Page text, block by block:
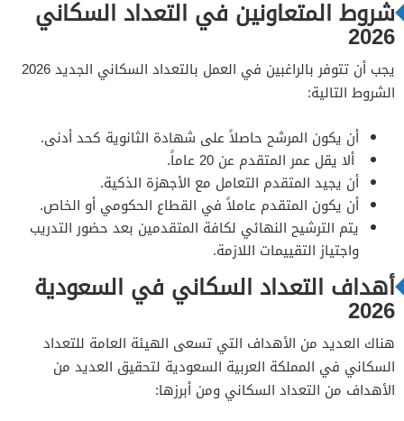
شروط المتعاونين في التعداد السكاني
2026
يجب أن تتوفر بالراغبين في العمل بالتعداد السكاني الجديد 2026
الشروط التالية:
أن يكون المرشح حاصلاً على شهادة الثانوية كحد أدنى.
ألا يقل عمر المتقدم عن 20 عاماً.
أن يجيد المتقدم التعامل مع الأجهزة الذكية.
أن يكون المتقدم عاملاً في القطاع الحكومي أو الخاص.
يتم الترشيح النهائي لكافة المتقدمين بعد حضور التدريب
واجتياز التقييمات اللازمة.
أهداف التعداد السكاني في السعودية
2026
هناك العديد من الأهداف التي تسعى الهيئة العامة للتعداد
السكاني في المملكة العربية السعودية لتحقيق العديد من
الأهداف من التعداد السكاني ومن أبرزها: